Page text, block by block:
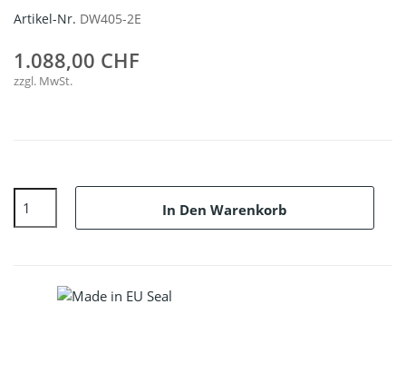
Artikel-Nr. DW405-2E
1.088,00 CHF
zzgl. MwSt.
In Den Warenkorb